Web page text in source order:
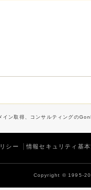
イン取得、コンサルティングの
シー 情報セキュリティ基
Copyright © 1995-